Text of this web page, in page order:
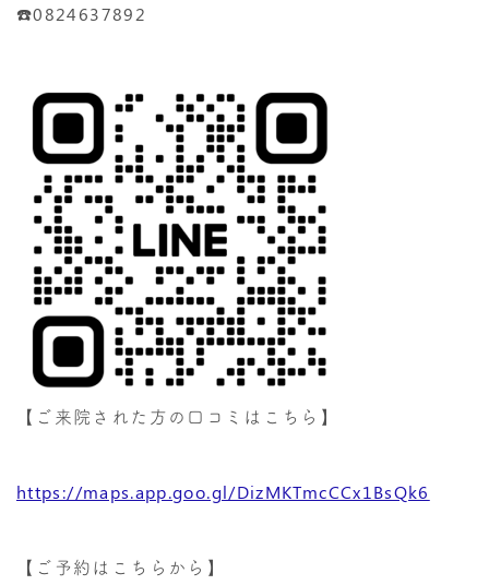
☎️0824637892
【ご来院された方の口コミはこちら】
https://maps.app.goo.gl/DizMKTmcCCx1BsQk6
【ご予約はこちらから】